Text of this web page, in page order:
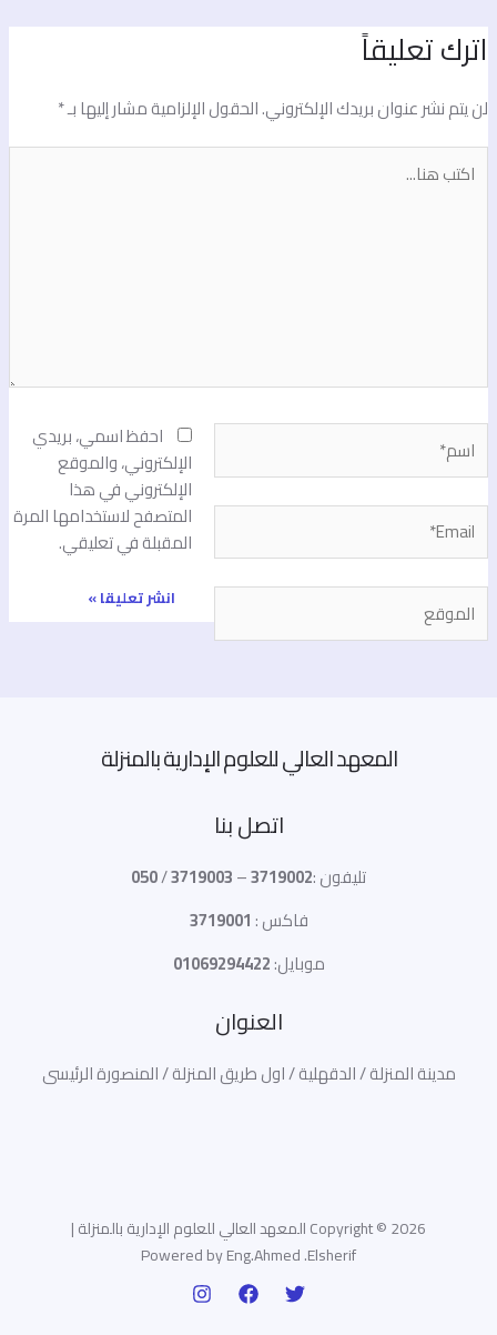
تعليقاً
يتم نشر عنوان بريدك الإلكتروني.الحقول الإلزامية مشار إليها بـ*
احفظ اسمي، بريدي
الإلكتروني، والموقع
الإلكتروني في هذا
المتصفح لاستخدامها المرة
المقبلة في تعليقي.
المعهد العالي للعلوم الإدارية بالمنزلة
اتصل بنا
تليفون :3719002
–
3719003
/
050
فاكس :3719001
موبايل:01069294422
العنوان
مدينة المنزلة / الدقهلية / اول طريق المنزلة / المنصورة الرئيسى
Copyright © 2026 المعهد العالي للعلوم الإدارية بالمنزلة |
Powered by Eng.Ahmed .Elsherif